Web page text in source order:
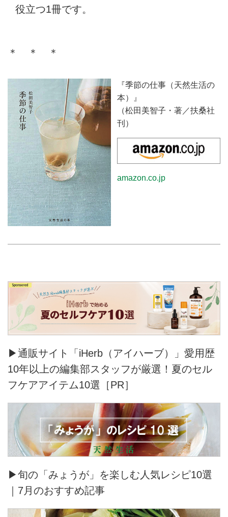
役立つ1冊です。
＊ ＊ ＊
『季節の仕事（天然生活の
本）』
（松田美智子・著／扶桑社
刊）
amazon.co.jp
▶通販サイト「iHerb（アイハーブ）」愛用歴
10年以上の編集部スタッフが厳選！夏のセル
フケアアイテム10選［PR］
▶旬の「みょうが」を楽しむ人気レシピ10選
｜7月のおすすめ記事